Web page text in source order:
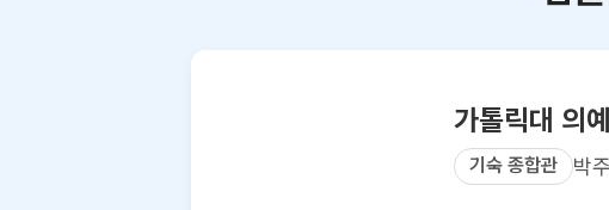
가톨릭대 의
기숙 종합관 박